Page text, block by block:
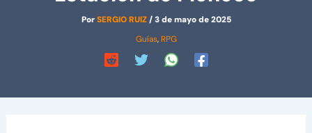
PorSERGIO RUIZ/3 de mayo de 2025
Guías, RPG